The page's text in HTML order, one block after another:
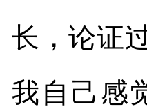
长，论证
我自己感